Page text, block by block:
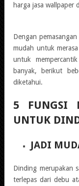
harga jasa wallpaper
Dengan
mudah untuk
untuk
banyak, berikut
diketahui.
5 FUNGSI
UNTUK
JADI
Dinding merupakan
terlepas dari debu